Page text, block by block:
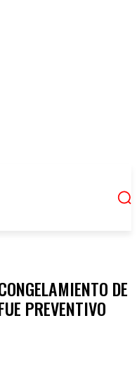
DE
PREVENTIVO